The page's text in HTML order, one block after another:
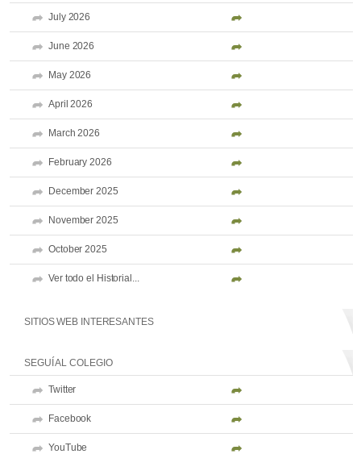
July 2026
June 2026
May 2026
April 2026
March 2026
February 2026
December 2025
November 2025
October 2025
Ver todo el Historial...
SITIOS WEB INTERESANTES
SEGUÍ AL COLEGIO
Twitter
Facebook
YouTube